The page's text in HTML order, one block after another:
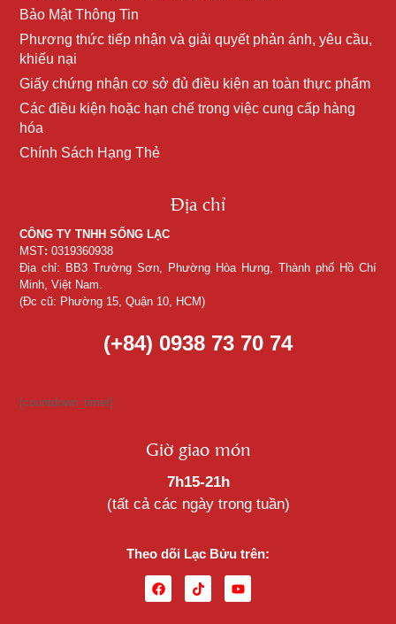
Bảo Mật Thông Tin
Phương thức tiếp nhận và giải quyết phản ánh, yêu cầu,
khiếu nại
Giấy chứng nhận cơ sở đủ điều kiện an toàn thực phẩm
Các điều kiện hoặc hạn chế trong việc cung cấp hàng
hóa
Chính Sách Hạng Thẻ
Địa chỉ
CÔNG TY TNHH SỐNG LẠC
MST: 0319360938
Địa chỉ: BB3 Trường Sơn, Phường Hòa Hưng, Thành phố Hồ Chí
Minh, Việt Nam.
(Đc cũ: Phường 15, Quận 10, HCM)
(+84) 0938 73 70 74
[countdown_timer]
Giờ giao món
7h15-21h
(tất cả các ngày trong tuần)
Theo dõi Lạc Bửu trên: